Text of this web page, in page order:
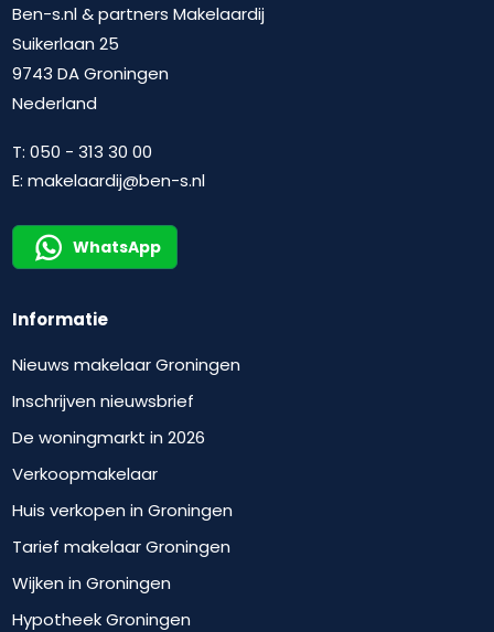
Ben-s.nl & partners Makelaardij
Suikerlaan 25
9743 DA Groningen
Nederland
T:050 - 313 30 00
E:makelaardij@ben-s.nl
WhatsApp
Informatie
Nieuws makelaar Groningen
Inschrijven nieuwsbrief
De woningmarkt in 2026
Verkoopmakelaar
Huis verkopen in Groningen
Tarief makelaar Groningen
Wijken in Groningen
Hypotheek Groningen